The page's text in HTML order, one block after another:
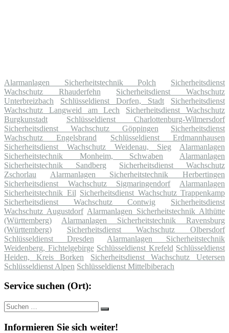
Alarmanlagen Sicherheitstechnik Polch
Sicherheitsdienst
Wachschutz Rhauderfehn
Sicherheitsdienst Wachschutz
Unterbreizbach
Schlüsseldienst Dorfen, Stadt
Sicherheitsdienst
Wachschutz Langweid am Lech
Sicherheitsdienst Wachschutz
Burgkunstadt
Schlüsseldienst Charlottenburg-Wilmersdorf
Sicherheitsdienst Wachschutz Göppingen
Sicherheitsdienst
Wachschutz Engelsbrand
Schlüsseldienst Erdmannhausen
Sicherheitsdienst Wachschutz Weidenau, Sieg
Alarmanlagen
Sicherheitstechnik Monheim, Schwaben
Alarmanlagen
Sicherheitstechnik Sandberg
Sicherheitsdienst Wachschutz
Zschorlau
Alarmanlagen Sicherheitstechnik Herbertingen
Sicherheitsdienst Wachschutz Sigmaringendorf
Alarmanlagen
Sicherheitstechnik Eil Sicherheitsdienst Wachschutz Trappenkamp
Sicherheitsdienst Wachschutz Contwig
Sicherheitsdienst
Wachschutz Augustdorf Alarmanlagen Sicherheitstechnik Althütte
(Württemberg)
Alarmanlagen Sicherheitstechnik Ravensburg
(Württemberg)
Sicherheitsdienst Wachschutz Olbersdorf
Schlüsseldienst Dresden
Alarmanlagen Sicherheitstechnik
Weidenberg, Fichtelgebirge Schlüsseldienst Krefeld Schlüsseldienst
Heiden, Kreis Borken
Sicherheitsdienst Wachschutz Uetersen
Schlüsseldienst Alpen Schlüsseldienst Mittelbiberach
Service suchen (Ort):
Suche
nach:
Suchen
Informieren Sie sich weiter!